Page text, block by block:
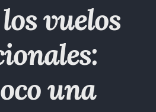
vuelos
una